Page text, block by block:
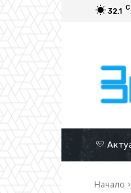
32.1 C
Начало